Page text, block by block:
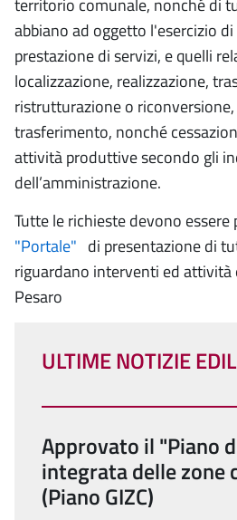
territorio comunale, nonché di
abbiano ad oggetto l'esercizio
prestazione di servizi, e quelli
localizzazione, realizzazione,
ristrutturazione o
trasferimento, nonché
attività produttive secondo gli
dell’amministrazione.
Tutte le richieste devono
"Portale" di presentazione di
riguardano interventi ed attività
Pesaro
ULTIME NOTIZIE
Approvato il "Piano
integrata delle zone
(Piano GIZC)